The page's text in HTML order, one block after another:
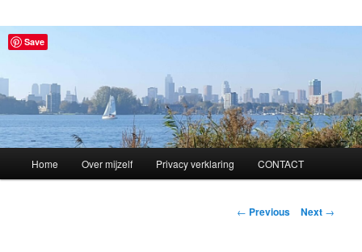
Skip
Home Over mijzelf Privacy verklaring CONTACT
Post
← Previous Next →
Save